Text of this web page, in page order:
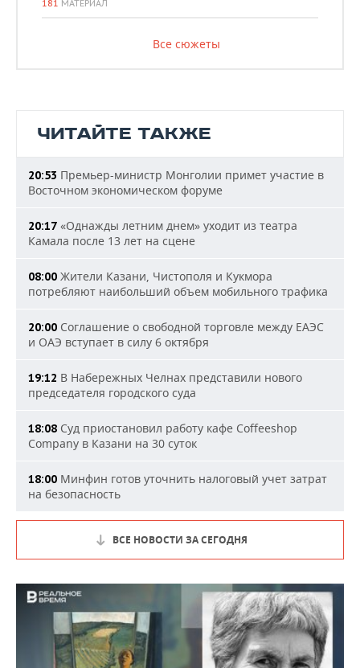
181 МАТЕРИАЛ
Все сюжеты
ЧИТАЙТЕ ТАКЖЕ
20:53 Премьер-министр Монголии примет участие в
Восточном экономическом форуме
20:17 «Однажды летним днем» уходит из театра
Камала после 13 лет на сцене
08:00 Жители Казани, Чистополя и Кукмора
потребляют наибольший объем мобильного трафика
20:00 Соглашение о свободной торговле между ЕАЭС
и ОАЭ вступает в силу 6 октября
19:12 В Набережных Челнах представили нового
председателя городского суда
18:08 Суд приостановил работу кафе Coffeeshop
Company в Казани на 30 суток
18:00 Минфин готов уточнить налоговый учет затрат
на безопасность
ВСЕ НОВОСТИ ЗА СЕГОДНЯ